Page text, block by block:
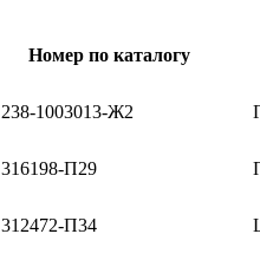
Номер по каталогу
238-1003013-Ж2
316198-П29
312472-П34